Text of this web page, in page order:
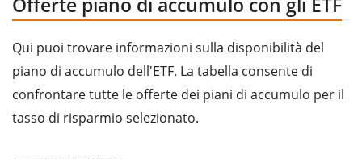
Qui puoi trovare informazioni sulla disponibilità del
piano di accumulo dell'ETF. La tabella consente di
confrontare tutte le offerte dei piani di accumulo per il
tasso di risparmio selezionato.